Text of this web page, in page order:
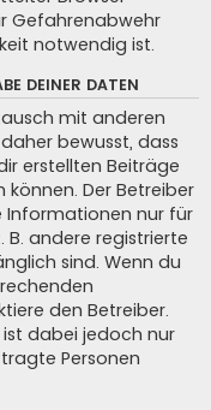
Gefahrenabwehr
notwendig ist.
DEINER DATEN
mit anderen
bewusst, dass
erstellten Beiträge
Der Betreiber
Informationen nur für
B. andere registrierte
sind. Wenn du
den Betreiber.
ist dabei jedoch nur
Personen